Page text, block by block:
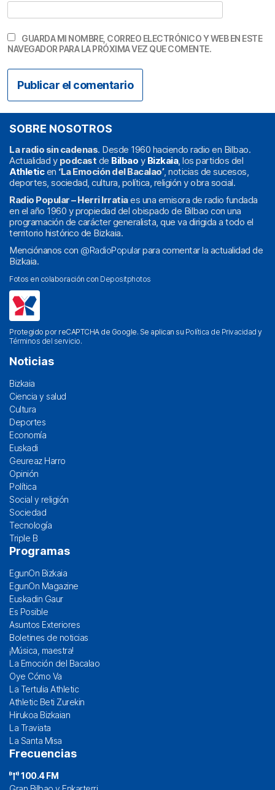
GUARDA MI NOMBRE, CORREO ELECTRÓNICO Y WEB EN ESTE
NAVEGADOR PARA LA PRÓXIMA VEZ QUE COMENTE.
SOBRE NOSOTROS
La radio sin cadenas. Desde 1960 haciendo radio en Bilbao.
Actualidad y podcast de Bilbao y Bizkaia, los partidos del
Athleticen ‘La Emoción del Bacalao’, noticias de sucesos,
deportes, sociedad, cultura, política, religión y obra social.
Radio Popular – Herri Irratiaes una emisora de radio fundada
en el año 1960 y propiedad del obispado de Bilbao con una
programación de carácter generalista, que va dirigida a todo el
territorio histórico de Bizkaia.
Menciónanos con @RadioPopularpara comentar la actualidad de
Bizkaia.
Fotos en colaboración con Depositphotos
Protegido por reCAPTCHA de Google. Se aplican su Política de Privacidad y
Términos del servicio.
Noticias
Bizkaia
Ciencia y salud
Cultura
Deportes
Economía
Euskadi
Geureaz Harro
Opinión
Política
Social y religión
Sociedad
Tecnología
Triple B
Programas
EgunOn Bizkaia
EgunOn Magazine
Euskadin Gaur
Es Posible
Asuntos Exteriores
Boletines de noticias
¡Música, maestra!
La Emoción del Bacalao
Oye Cómo Va
La Tertulia Athletic
Athletic Beti Zurekin
Hirukoa Bizkaian
La Traviata
La Santa Misa
Frecuencias
100.4 FM